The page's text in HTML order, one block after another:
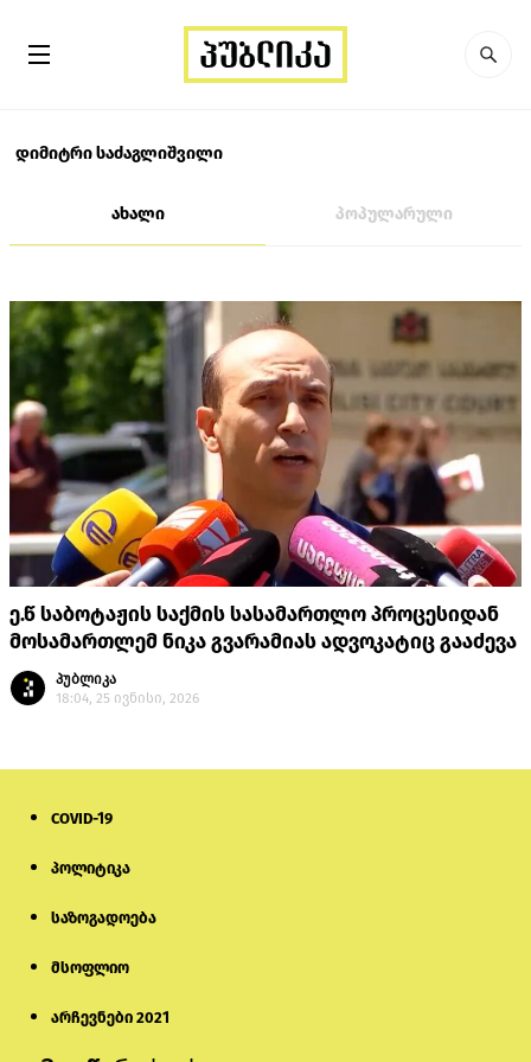
დიმიტრი საძაგლიშვილი
ახალი პოპულარული
ე.წ საბოტაჟის საქმის სასამართლო პროცესიდან
მოსამართლემ ნიკა გვარამიას ადვოკატიც გააძევა
პუბლიკა
18:04, 25 ივნისი, 2026
COVID-19
პოლიტიკა
საზოგადოება
მსოფლიო
არჩევნები 2021